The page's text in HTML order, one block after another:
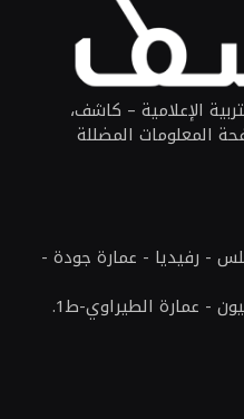
الإعلامية – كاشف،
المعلومات المضللة
- رفيديا - عمارة جودة -
- عمارة الطيراوي-ط1.